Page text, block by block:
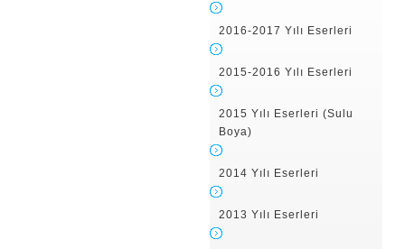
2016-2017 Yılı Eserleri
2015-2016 Yılı Eserleri
2015 Yılı Eserleri (Sulu
Boya)
2014 Yılı Eserleri
2013 Yılı Eserleri